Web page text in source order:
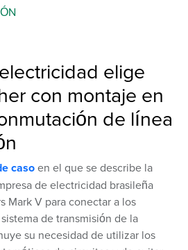
elige
con montaje en
de línea
casoen el que se describe la
de electricidad brasileña
Mark V para conectar a los
de transmisión de la
su necesidad de utilizar los